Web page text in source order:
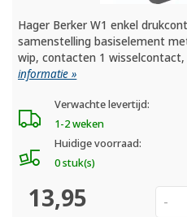
Hager Berker W1 enkel
samenstelling basiselement
wip, contacten 1
informatie »
Verwachte levertijd:
1-2 weken
Huidige voorraad:
0 stuk(s)
13,95 -